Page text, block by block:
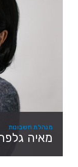
מנהלת חשבונות
מאיה